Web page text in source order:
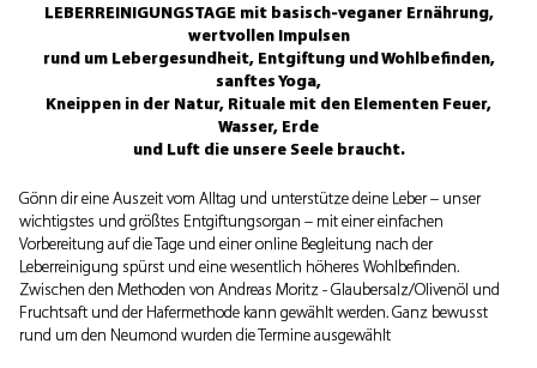
LEBERREINIGUNGSTAGE mit basisch-veganer Ernährung,
wertvollen Impulsen
rund um Lebergesundheit, Entgiftung und Wohlbefinden,
sanftes Yoga,
Kneippen in der Natur, Rituale mit den Elementen Feuer,
Wasser, Erde
und Luft die unsere Seele braucht.
Gönn dir eine Auszeit vom Alltag und unterstütze deine Leber – unser
wichtigstes und größtes Entgiftungsorgan – mit einer einfachen
Vorbereitung auf die Tage und einer online Begleitung nach der
Leberreinigung spürst und eine wesentlich höheres Wohlbefinden.
Zwischen den Methoden von Andreas Moritz - Glaubersalz/Olivenöl und
Fruchtsaft und der Hafermethode kann gewählt werden. Ganz bewusst
rund um den Neumond wurden die Termine ausgewählt